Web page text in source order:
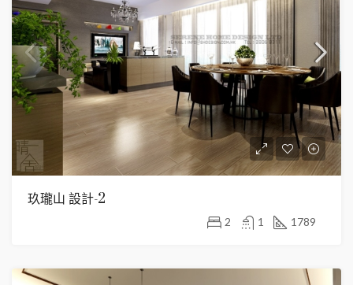
玖瓏山 設計-2
2 1 1789